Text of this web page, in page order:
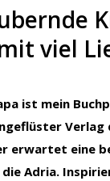
viel
ist mein
erwartet eine
Adria.